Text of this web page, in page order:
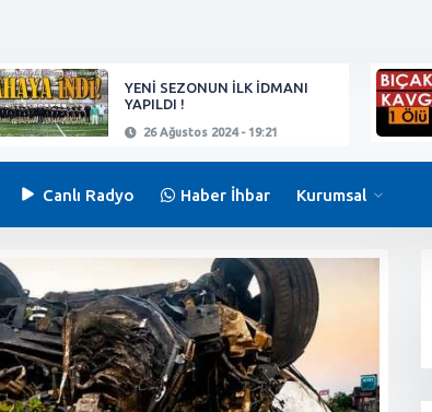
YENİ SEZONUN İLK İDMANI
YAPILDI !
26 Ağustos 2024 - 19:21
Canlı Radyo Haber İhbar Kurumsal